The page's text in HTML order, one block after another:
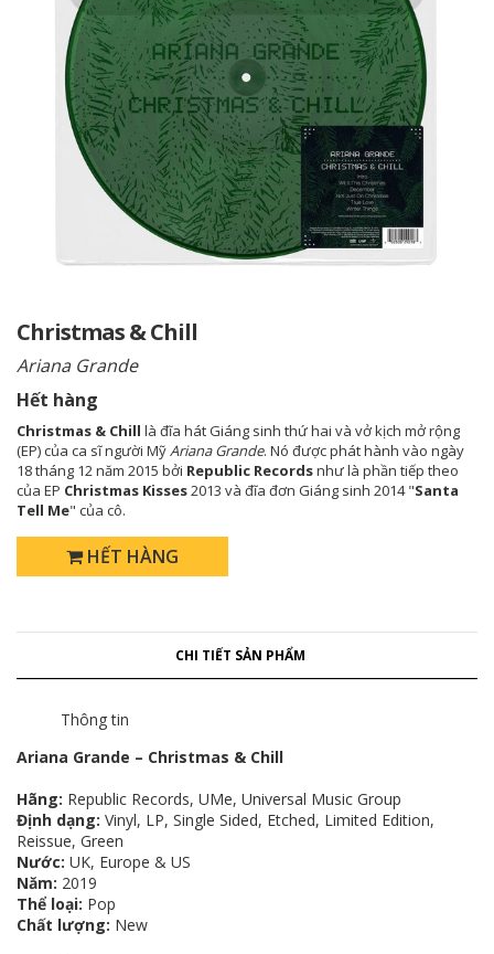
Christmas & Chill
Ariana Grande
Hết hàng
Christmas & Chill là đĩa hát Giáng sinh thứ hai và vở kịch mở rộng
(EP) của ca sĩ người MỹAriana Grande. Nó được phát hành vào ngày
18 tháng 12 năm 2015 bởi Republic Recordsnhư là phần tiếp theo
của EP Christmas Kisses2013 và đĩa đơn Giáng sinh 2014 "Santa
Tell Me" của cô.
HẾT HÀNG
CHI TIẾT SẢN PHẨM
Thông tin
Ariana Grande – Christmas & Chill
Hãng: Republic Records, UMe, Universal Music Group
Định dạng: Vinyl, LP, Single Sided, Etched, Limited Edition,
Reissue, Green
Nước: UK, Europe & US
Năm: 2019
Thể loại: Pop
Chất lượng: New